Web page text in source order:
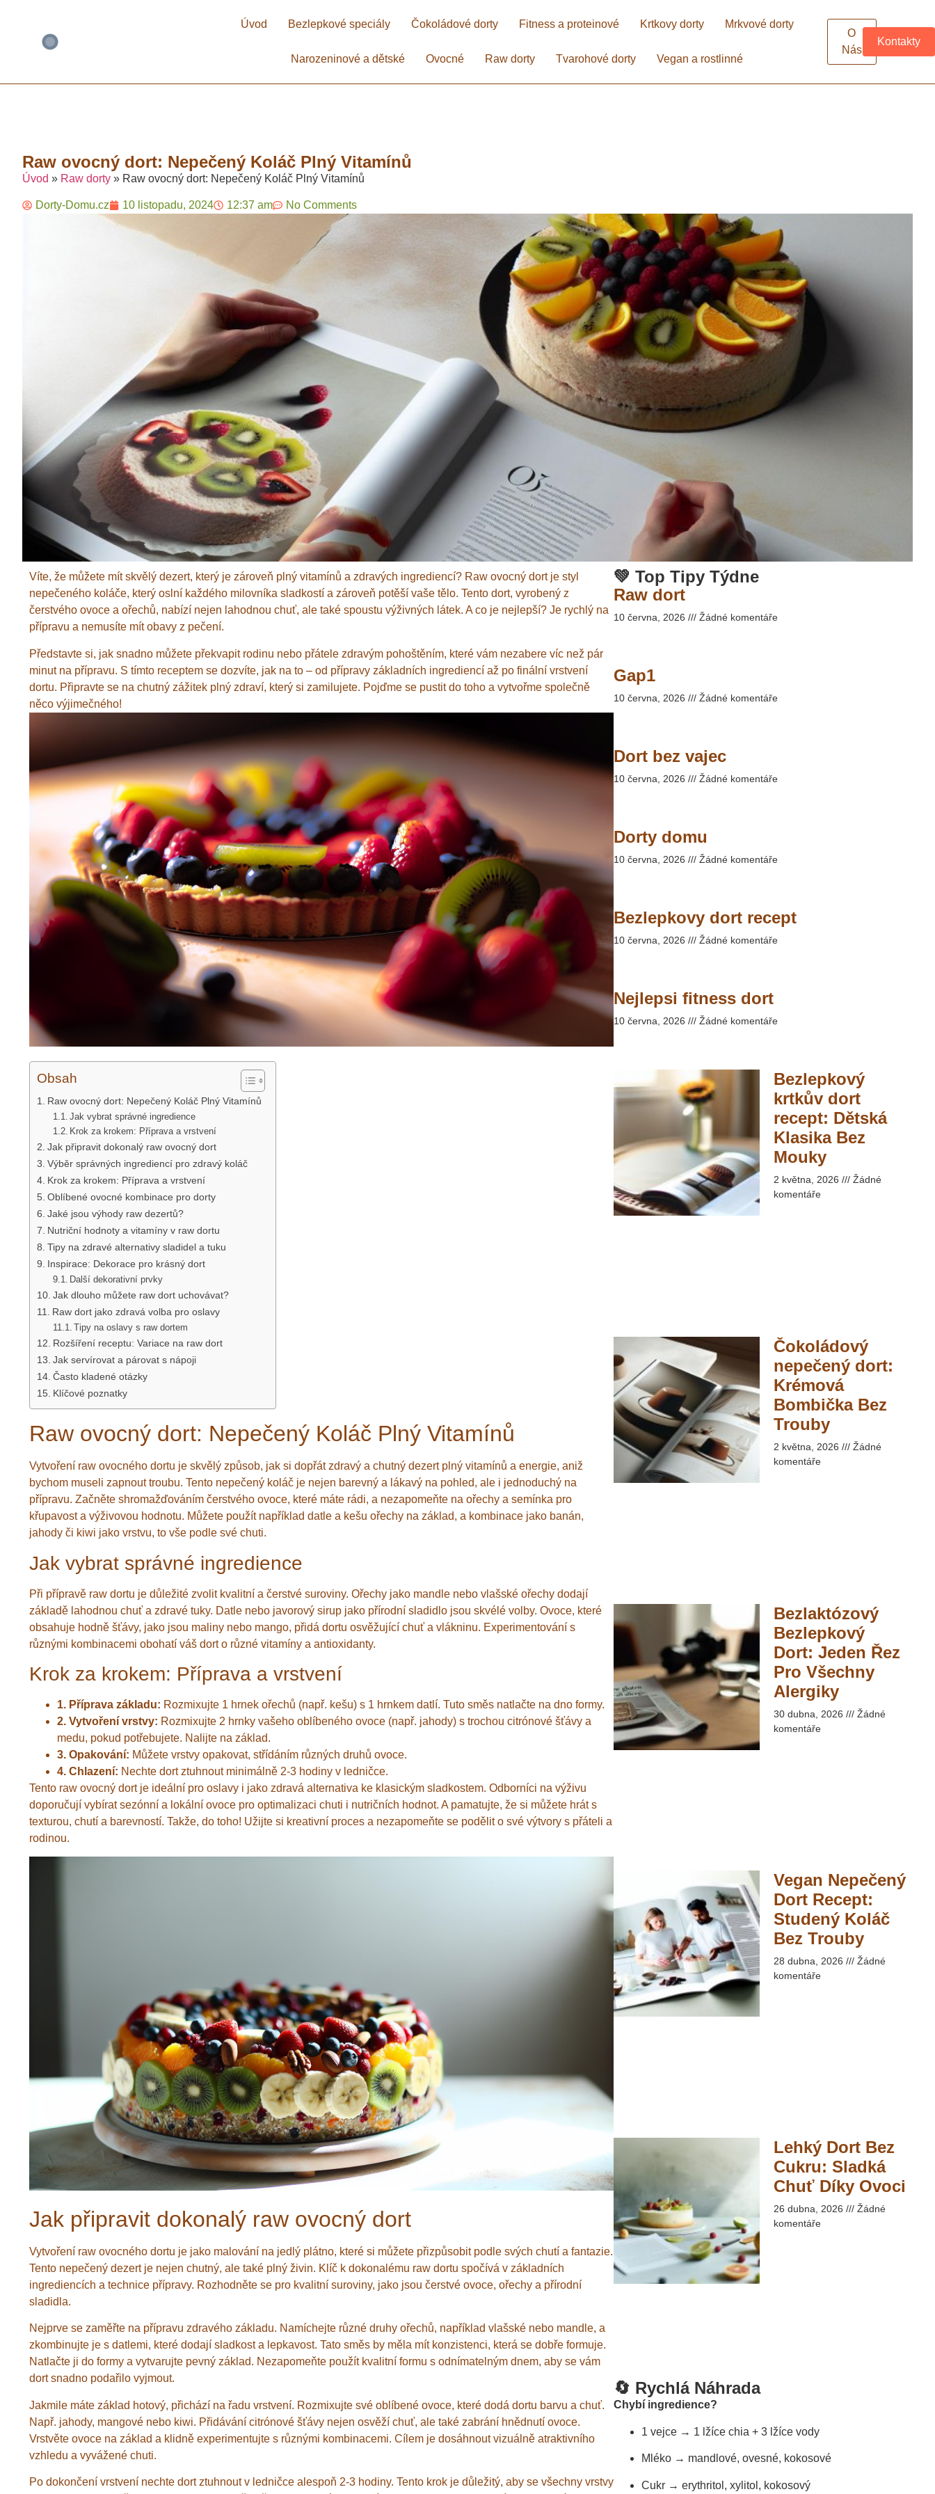
Úvod Bezlepkové speciály Čokoládové dorty Fitness a proteinové Krtkovy dorty Mrkvové dorty
Narozeninové a dětské Ovocné Raw dorty Tvarohové dorty Vegan a rostlinné
O
Nás
Kontakty
Raw ovocný dort: Nepečený Koláč Plný Vitamínů​
Úvod » Raw dorty » Raw ovocný dort: Nepečený Koláč Plný Vitamínů​
Dorty-Domu.cz 10 listopadu, 2024 12:37 am No Comments
Víte, že můžete mít skvělý dezert, který je zároveň plný vitamínů a zdravých ingrediencí? Raw ovocný dort je styl
nepečeného koláče, který oslní každého milovníka sladkostí a zároveň potěší vaše tělo. Tento dort, vyrobený z
čerstvého ovoce a ořechů, nabízí nejen lahodnou chuť, ale také spoustu výživných látek. A co je nejlepší? Je rychlý na
přípravu a nemusíte mít obavy z pečení.
Představte si, jak snadno můžete překvapit rodinu nebo přátele zdravým pohoštěním, které vám nezabere víc než pár
minut na přípravu. S tímto receptem se dozvíte, jak na to – od přípravy základních ingrediencí až po finální vrstvení
dortu. Připravte se na chutný zážitek plný zdraví, který si zamilujete. Pojďme se pustit do toho a vytvořme společně
něco výjimečného!
Obsah
Raw ovocný dort: Nepečený Koláč Plný Vitamínů​
Jak vybrat správné ingredience
Krok za krokem: Příprava a vrstvení
Jak připravit dokonalý raw ovocný dort
Výběr správných ingrediencí pro zdravý koláč
Krok za krokem: Příprava a vrstvení
Oblíbené ovocné kombinace pro dorty
Jaké jsou výhody raw dezertů?
Nutriční hodnoty a vitamíny v raw dortu
Tipy na zdravé alternativy sladidel a tuku
Inspirace: Dekorace pro krásný dort
Další dekorativní prvky
Jak dlouho můžete raw dort uchovávat?
Raw dort jako zdravá volba pro oslavy
Tipy na oslavy s raw dortem
Rozšíření receptu: Variace na raw dort
Jak servírovat a párovat s nápoji
Často kladené otázky
Klíčové poznatky
Raw ovocný dort: Nepečený Koláč Plný Vitamínů​
Vytvoření raw ovocného dortu je skvělý způsob, jak si dopřát zdravý a chutný dezert plný vitamínů a energie, aniž
bychom museli zapnout troubu. Tento nepečený koláč je nejen barevný a lákavý na pohled, ale i jednoduchý na
přípravu. Začněte shromažďováním čerstvého ovoce, které máte rádi, a nezapomeňte na ořechy a semínka pro
křupavost a výživovou hodnotu. Můžete použít například datle a kešu ořechy na základ, a kombinace jako banán,
jahody či kiwi jako vrstvu, to vše podle své chuti.
Jak vybrat správné ingredience
Při přípravě raw dortu je důležité zvolit kvalitní a čerstvé suroviny. Ořechy jako mandle nebo vlašské ořechy dodají
základě lahodnou chuť a zdravé tuky. Datle nebo javorový sirup jako přírodní sladidlo jsou skvélé volby. Ovoce, které
obsahuje hodně šťávy, jako jsou maliny nebo mango, přidá dortu osvěžující chuť a vlákninu. Experimentování s
různými kombinacemi obohatí váš dort o různé vitamíny a antioxidanty.
Krok za krokem: Příprava a vrstvení
1. Příprava základu: Rozmixujte 1 hrnek ořechů (např. kešu) s 1 hrnkem datlí. Tuto směs natlačte na dno formy.
2. Vytvoření vrstvy: Rozmixujte 2 hrnky vašeho oblíbeného ovoce (např. jahody) s trochou citrónové šťávy a
medu, pokud potřebujete. Nalijte na základ.
3. Opakování: Můžete vrstvy opakovat, střídáním různých druhů ovoce.
4. Chlazení: Nechte dort ztuhnout minimálně 2-3 hodiny v ledničce.
Tento raw ovocný dort je ideální pro oslavy i jako zdravá alternativa ke klasickým sladkostem. Odborníci na výživu
doporučují vybírat sezónní a lokální ovoce pro optimalizaci chuti i nutričních hodnot. A pamatujte, že si můžete hrát s
texturou, chutí a barevností. Takže, do toho! Užijte si kreativní proces a nezapomeňte se podělit o své výtvory s přáteli a
rodinou.
Jak připravit dokonalý raw ovocný dort
Vytvoření raw ovocného dortu je jako malování na jedlý plátno, které si můžete přizpůsobit podle svých chutí a fantazie.
Tento nepečený dezert je nejen chutný, ale také plný živin. Klíč k dokonalému raw dortu spočívá v základních
ingrediencích a technice přípravy. Rozhodněte se pro kvalitní suroviny, jako jsou čerstvé ovoce, ořechy a přírodní
sladidla.
Nejprve se zaměřte na přípravu zdravého základu. Namíchejte různé druhy ořechů, například vlašské nebo mandle, a
zkombinujte je s datlemi, které dodají sladkost a lepkavost. Tato směs by měla mít konzistenci, která se dobře formuje.
Natlačte ji do formy a vytvarujte pevný základ. Nezapomeňte použít kvalitní formu s odnímatelným dnem, aby se vám
dort snadno podařilo vyjmout.
Jakmile máte základ hotový, přichází na řadu vrstvení. Rozmixujte své oblíbené ovoce, které dodá dortu barvu a chuť.
Např. jahody, mangové nebo kiwi. Přidávání citrónové šťávy nejen osvěží chuť, ale také zabrání hnědnutí ovoce.
Vrstvěte ovoce na základ a klidně experimentujte s různými kombinacemi. Cílem je dosáhnout vizuálně atraktivního
vzhledu a vyvážené chuti.
Po dokončení vrstvení nechte dort ztuhnout v ledničce alespoň 2-3 hodiny. Tento krok je důležitý, aby se všechny vrstvy
💚 Top Tipy Týdne
Raw dort
10 června, 2026 Žádné komentáře
Gap1
10 června, 2026 Žádné komentáře
Dort bez vajec
10 června, 2026 Žádné komentáře
Dorty domu
10 června, 2026 Žádné komentáře
Bezlepkovy dort recept
10 června, 2026 Žádné komentáře
Nejlepsi fitness dort
10 června, 2026 Žádné komentáře
Bezlepkový
krtkův dort
recept: Dětská
Klasika Bez
Mouky​
2 května, 2026
Žádné
komentáře
Čokoládový
nepečený dort:
Krémová
Bombička Bez
Trouby​
2 května, 2026
Žádné
komentáře
Bezlaktózový
Bezlepkový
Dort: Jeden Řez
Pro Všechny
Alergiky​
30 dubna, 2026
Žádné
komentáře
Vegan Nepečený
Dort Recept:
Studený Koláč
Bez Trouby​
28 dubna, 2026
Žádné
komentáře
Lehký Dort Bez
Cukru: Sladká
Chuť Díky Ovoci​
26 dubna, 2026
Žádné
komentáře
🔄 Rychlá Náhrada
Chybí ingredience?
1 vejce → 1 lžíce chia + 3 lžíce vody
Mléko → mandlové, ovesné, kokosové
Cukr → erythritol, xylitol, kokosový